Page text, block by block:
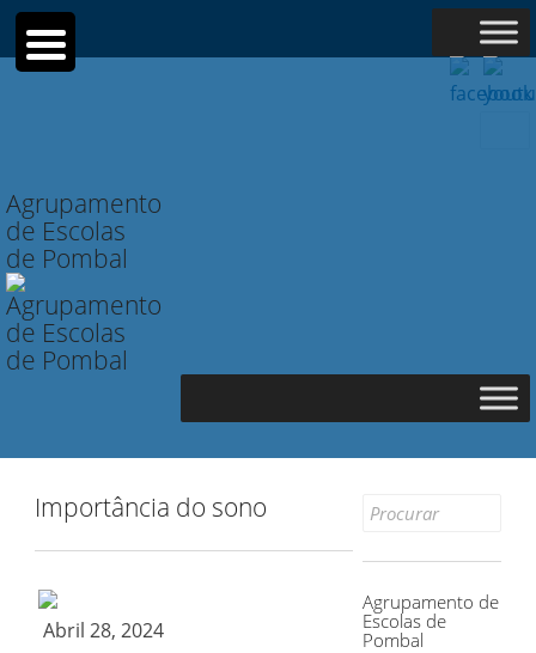
Agrupamento
de Escolas
de Pombal
Importância do sono
Abril 28, 2024
Search
Agrupamento de
Escolas de
Pombal